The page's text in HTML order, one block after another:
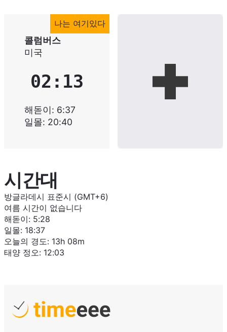
나는 여기있다
콜럼버스
미국
02:13
해돋이: 6:37
일몰: 20:40
시간대
방글라데시 표준시 (GMT+6)
여름 시간이 없습니다
해돋이: 5:28
일몰: 18:37
오늘의 경도: 13h 08m
태양 정오: 12:03